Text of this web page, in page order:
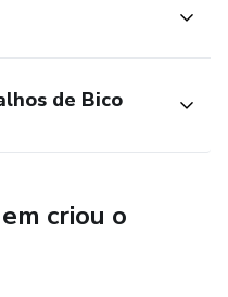
de Bico
criou o